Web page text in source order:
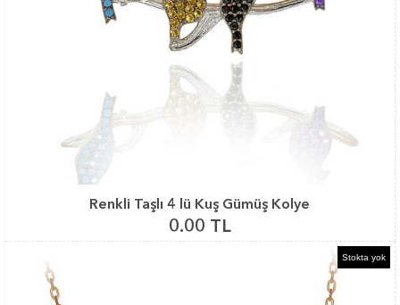
Renkli Taşlı 4 lü Kuş Gümüş Kolye
0.00 TL
Stokta yok